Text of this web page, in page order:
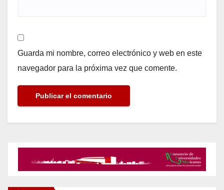
Guarda mi nombre, correo electrónico y web en este
navegador para la próxima vez que comente.